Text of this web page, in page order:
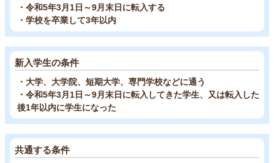
・令和5年3月1日～9月末日に転入する
・学校を卒業して3年以内
新入学生の条件
・大学、大学院、短期大学、専門学校などに通う
・令和5年3月1日～9月末日に転入してきた学生、又は転入した
後1年以内に学生になった
共通する条件